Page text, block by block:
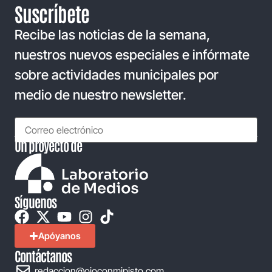
Suscríbete
Recibe las noticias de la semana,
nuestros nuevos especiales e infórmate
sobre actividades municipales por
medio de nuestro newsletter.
Un proyecto de
Síguenos
Apóyanos
Contáctanos